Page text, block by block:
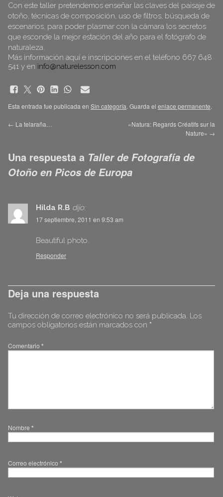
Con este taller pretendemos enseñar las claves del paisaje de
otoño, técnicas de composición, uso de filtros, búsqueda de
escenarios, para poder plasmar con la cámara los secretos
que esconde la mejor estación del año para el fotógrafo de
naturaleza.
Más información aquí e inscripciones en el teléfono 667 648
541 y en info@naturelesson.com
Esta entrada fue publicada en Sin categoría. Guarda el enlace permanente.
← La telaraña…
«Natura: Regards Créatifs sur la
Nature» →
Una respuesta a Taller de Fotografía de
Otoño en Picos de Europa
Hilda R.B dijo:
17 septiembre, 2011 en 9:53 am
Beautiful photo.
Responder
Deja una respuesta
Tu dirección de correo electrónico no será publicada. Los
campos obligatorios están marcados con *
Comentario *
Nombre *
Correo electrónico *